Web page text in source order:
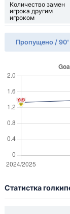
Количество замен
игрока другим
игроком
Пропущено / 90'
Статистка